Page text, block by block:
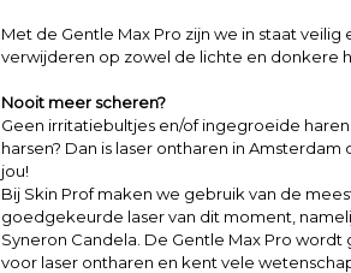
Met de Gentle Max Pro zijn we in staat
verwijderen op zowel de lichte en donkere
Nooit meer scheren?
Geen irritatiebultjes en/of ingegroeide
harsen? Dan is laser ontharen in
jou!
Bij Skin Prof maken we gebruik van de
goedgekeurde laser van dit moment,
Syneron Candela. De Gentle Max Pro
voor laser ontharen en kent vele